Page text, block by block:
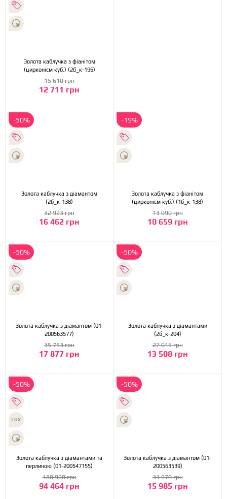
Золота каблучка з фіанітом
(цирконієм куб.) (2б_к-196)
12 711 грн
15 610 грн
-50%
Золота каблучка з діамантом
(2б_к-138)
16 462 грн
32 923 грн
-19%
Золота каблучка з фіанітом
(цирконієм куб.) (1б_к-138)
10 659 грн
13 090 грн
-50%
Золота каблучка з діамантом (01-
200563577)
17 877 грн
35 753 грн
-50%
Золота каблучка з діамантами
(2б_к-204)
13 508 грн
27 015 грн
-50%
Золота каблучка з діамантами та
перлиною (01-200547155)
94 464 грн
188 928 грн
-50%
Золота каблучка з діамантом (01-
200563539)
15 985 грн
31 970 грн